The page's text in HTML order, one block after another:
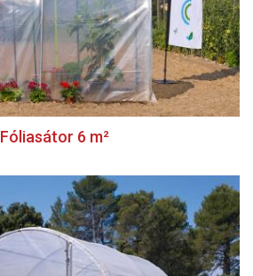
Fóliasátor 6 m²